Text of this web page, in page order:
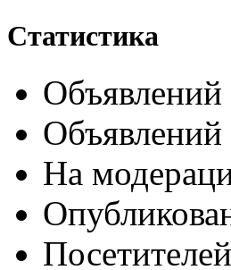
Статистика
Объявлений
Объявлений
На